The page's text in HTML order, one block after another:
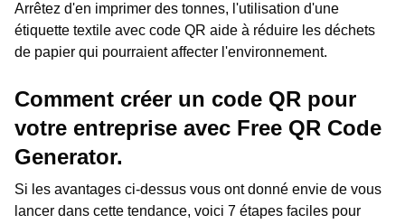
Arrêtez d'en imprimer des tonnes, l'utilisation d'une
étiquette textile avec code QR aide à réduire les déchets
de papier qui pourraient affecter l'environnement.
Comment créer un code QR pour
votre entreprise avec Free QR Code
Generator.
Si les avantages ci-dessus vous ont donné envie de vous
lancer dans cette tendance, voici 7 étapes faciles pour